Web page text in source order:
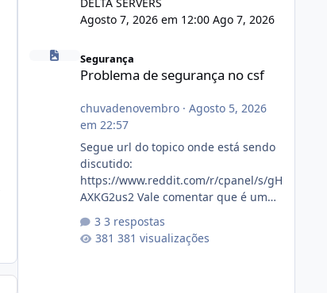
Agosto 7, 2026 em 12:00 Ago 7, 2026
Problema de segurança no csf
Segurança
Problema de segurança no csf
chuvadenovembro· Agosto 5, 2026
em 22:57
Segue url do topico onde está sendo
discutido:
https://www.reddit.com/r/cpanel/s/gH
AXKG2us2 Vale comentar que é um
pegada no da.
3 respostas
381 visualizações